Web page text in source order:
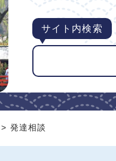
サイト内検索
> 発達相談